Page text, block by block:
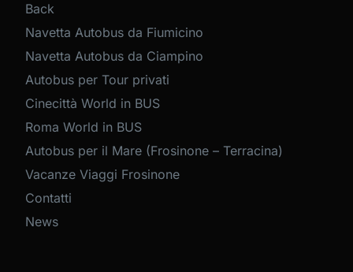
Back
Navetta Autobus da Fiumicino
Navetta Autobus da Ciampino
Autobus per Tour privati
Cinecittà World in BUS
Roma World in BUS
Autobus per il Mare (Frosinone – Terracina)
Vacanze Viaggi Frosinone
Contatti
News